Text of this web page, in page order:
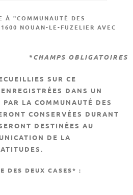
À "COMMUNAUTÉ DES
NOUAN-LE-FUZELIER AVEC
*CHAMPS OBLIGATOIRES
SUR CE
DANS UN
LA COMMUNAUTÉ DES
CONSERVÉES DURANT
DESTINÉES AU
DE LA
DES DEUX CASES* :